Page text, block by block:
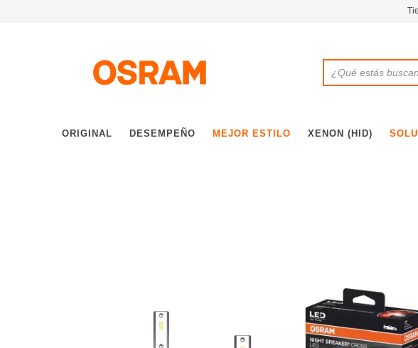
ORIGINAL DESEMPEÑO MEJOR ESTILO XENON (HID)